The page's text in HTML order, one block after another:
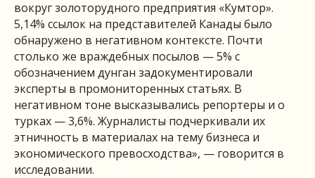
вокруг золоторудного предприятия «Кумтор».
5,14% ссылок на представителей Канады было
обнаружено в негативном контексте. Почти
столько же враждебных посылов — 5% с
обозначением дунган задокументировали
эксперты в промониторенных статьях. В
негативном тоне высказывались репортеры и о
турках — 3,6%. Журналисты подчеркивали их
этничность в материалах на тему бизнеса и
экономического превосходства», — говорится в
исследовании.